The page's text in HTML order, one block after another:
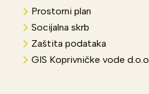
Prostorni plan
Socijalna skrb
Zaštita podataka
GIS Koprivničke vode d.o.o.